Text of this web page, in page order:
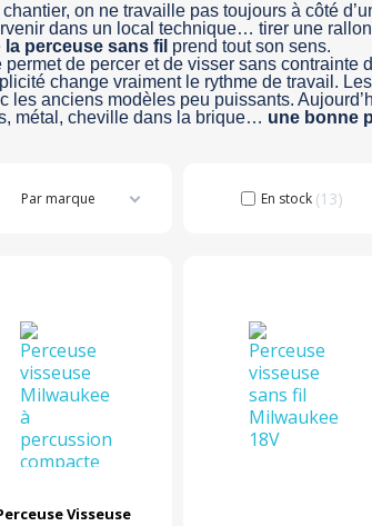
on ne travaille pas toujours à côté
dans un local technique… tirer une
la perceuse sans fil prend tout son sens.
permet de percer et de visser sans contrainte
change vraiment le rythme de travail.
les anciens modèles peu puissants.
métal, cheville dans la brique… une bonne
Par marque En stock 13
Visseuse